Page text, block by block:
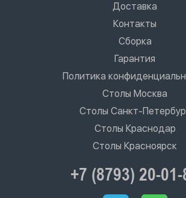
Доставка
Контакты
Сборка
Гарантия
Политика
Столы Москва
Столы Санкт-
Столы Краснодар
Столы Красноярск
+7 (8793) 20-